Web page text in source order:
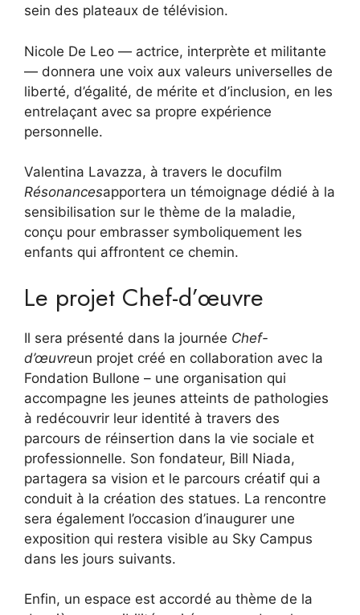
sein des plateaux de télévision.
Nicole De Leo — actrice, interprète et militante
— donnera une voix aux valeurs universelles de
liberté, d’égalité, de mérite et d’inclusion, en les
entrelaçant avec sa propre expérience
personnelle.
Valentina Lavazza, à travers le docufilm
Résonancesapportera un témoignage dédié à la
sensibilisation sur le thème de la maladie,
conçu pour embrasser symboliquement les
enfants qui affrontent ce chemin.
Le projet Chef-d’œuvre
Il sera présenté dans la journée Chef-
d’œuvreun projet créé en collaboration avec la
Fondation Bullone – une organisation qui
accompagne les jeunes atteints de pathologies
à redécouvrir leur identité à travers des
parcours de réinsertion dans la vie sociale et
professionnelle. Son fondateur, Bill Niada,
partagera sa vision et le parcours créatif qui a
conduit à la création des statues. La rencontre
sera également l’occasion d’inaugurer une
exposition qui restera visible au Sky Campus
dans les jours suivants.
Enfin, un espace est accordé au thème de la